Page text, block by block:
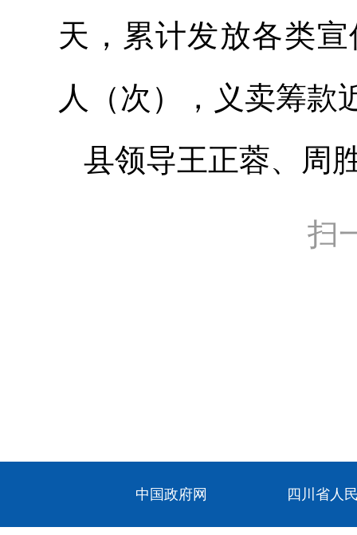
天，累计发放各类
人（次），义卖筹款
县领导王正蓉、周
扫
中国政府网 四川省人